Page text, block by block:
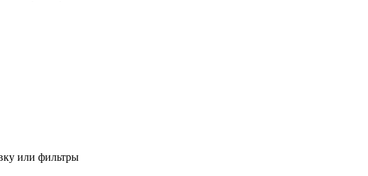
или фильтры